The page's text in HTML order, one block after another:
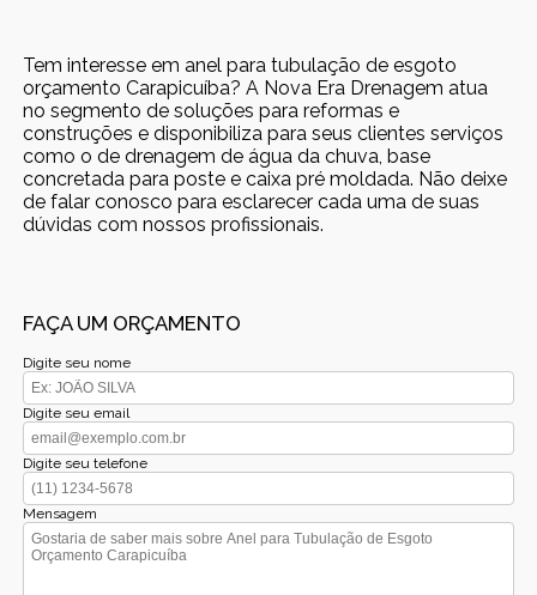
Tem interesse em anel para tubulação de esgoto
orçamento Carapicuíba? A Nova Era Drenagem atua
no segmento de soluções para reformas e
construções e disponibiliza para seus clientes serviços
como o de drenagem de água da chuva, base
concretada para poste e caixa pré moldada. Não deixe
de falar conosco para esclarecer cada uma de suas
dúvidas com nossos profissionais.
FAÇA UM ORÇAMENTO
Digite seu nome
Digite seu email
Digite seu telefone
Mensagem